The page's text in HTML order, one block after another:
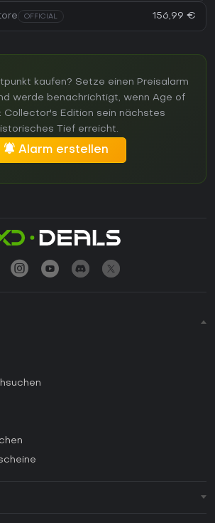
OFFICIAL 156,99 €
kaufen? Setze einen Preisalarm
werde benachrichtigt, wenn Age of
Collector's Edition sein nächstes
Tief erreicht.
Alarm erstellen